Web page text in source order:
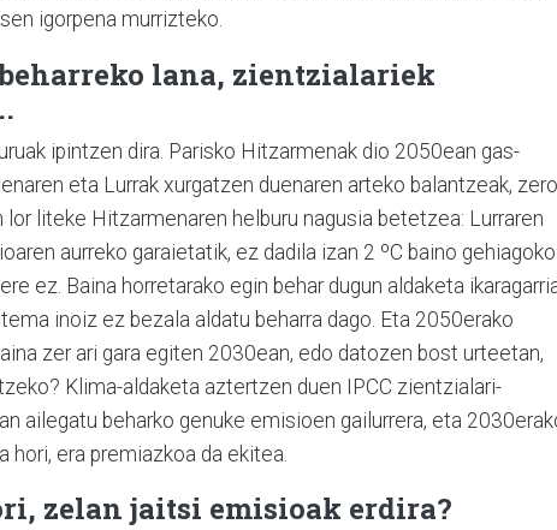
igorpena murrizteko.
lana, zientzialariek
ipintzen dira. Parisko Hitzarmenak dio 2050ean gas-
eta Lurrak xurgatzen duenaren arteko balantzeak, zero
lor liteke Hitzarmenaren helburu nagusia betetzea: Lurraren
aurreko garaietatik, ez dadila izan 2 ºC baino
ez. Baina horretarako egin behar dugun aldaketa
inoiz ez bezala aldatu beharra dago. Eta 2050erako
zer ari gara egiten 2030ean, edo datozen bost urteetan,
Klima-aldaketa aztertzen duen IPCC zientzialari-
ailegatu beharko genuke emisioen gailurrera, eta
hori, era premiazkoa da ekitea.
zelan jaitsi emisioak erdira?